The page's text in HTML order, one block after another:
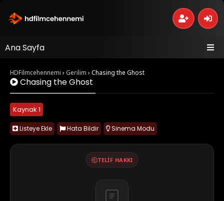
Ana Sayfa
HDFilmcehennemi › Gerilim › Chasing the Ghost
Chasing the Ghost
Kaynak 1
Listeye Ekle Hata Bildir Sinema Modu
TELIF HAKKI